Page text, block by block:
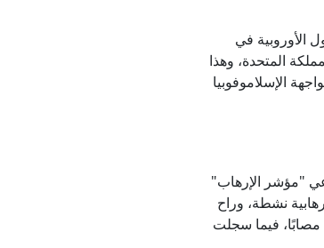
الأوروبية في
المتحدة، وهذا
الإسلاموفوبيا
"مؤشر الإرهاب"
(23) عملية إرهابية نفذتها (5) تنظيمات إرهابية نشطة، وراح
(248) ما بين قتيل ومصاب ومختطف، حيث نتج عن تلك العمليات (165) قتيلًا و(79) مصابًا، فيما سجلت